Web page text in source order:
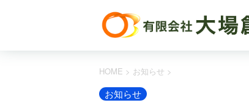
HOME > お知らせ >
お知らせ